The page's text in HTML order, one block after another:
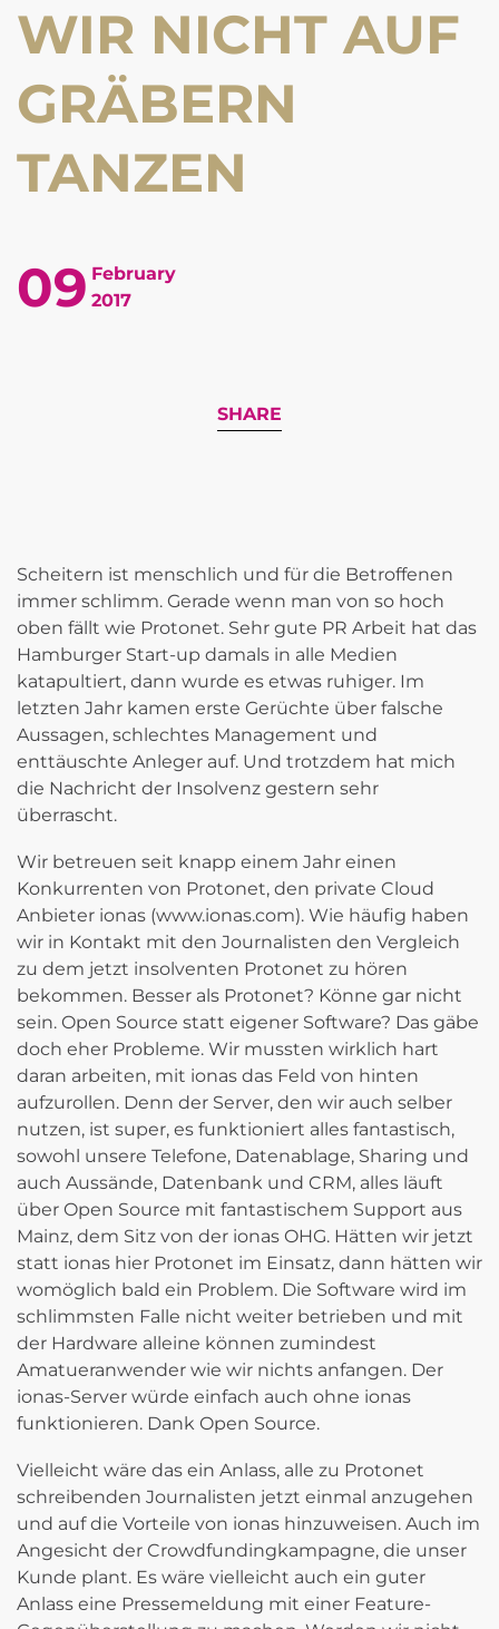
WIR NICHT AUF
GRÄBERN
TANZEN
09 February
2017
SHARE
Scheitern ist menschlich und für die Betroffenen
immer schlimm. Gerade wenn man von so hoch
oben fällt wie Protonet. Sehr gute PR Arbeit hat das
Hamburger Start-up damals in alle Medien
katapultiert, dann wurde es etwas ruhiger. Im
letzten Jahr kamen erste Gerüchte über falsche
Aussagen, schlechtes Management und
enttäuschte Anleger auf. Und trotzdem hat mich
die Nachricht der Insolvenz gestern sehr
überrascht.
Wir betreuen seit knapp einem Jahr einen
Konkurrenten von Protonet, den private Cloud
Anbieter ionas (www.ionas.com). Wie häufig haben
wir in Kontakt mit den Journalisten den Vergleich
zu dem jetzt insolventen Protonet zu hören
bekommen. Besser als Protonet? Könne gar nicht
sein. Open Source statt eigener Software? Das gäbe
doch eher Probleme. Wir mussten wirklich hart
daran arbeiten, mit ionas das Feld von hinten
aufzurollen. Denn der Server, den wir auch selber
nutzen, ist super, es funktioniert alles fantastisch,
sowohl unsere Telefone, Datenablage, Sharing und
auch Aussände, Datenbank und CRM, alles läuft
über Open Source mit fantastischem Support aus
Mainz, dem Sitz von der ionas OHG. Hätten wir jetzt
statt ionas hier Protonet im Einsatz, dann hätten wir
womöglich bald ein Problem. Die Software wird im
schlimmsten Falle nicht weiter betrieben und mit
der Hardware alleine können zumindest
Amatueranwender wie wir nichts anfangen. Der
ionas-Server würde einfach auch ohne ionas
funktionieren. Dank Open Source.
Vielleicht wäre das ein Anlass, alle zu Protonet
schreibenden Journalisten jetzt einmal anzugehen
und auf die Vorteile von ionas hinzuweisen. Auch im
Angesicht der Crowdfundingkampagne, die unser
Kunde plant. Es wäre vielleicht auch ein guter
Anlass eine Pressemeldung mit einer Feature-